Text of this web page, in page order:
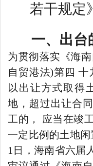
若干规定
一、出台
为贯彻落实《海南
自贸港法)第四 十
以出让方式取得
地，超过出让合
工的， 应当在竣
一定比例的土地闲
1日，海南省六届